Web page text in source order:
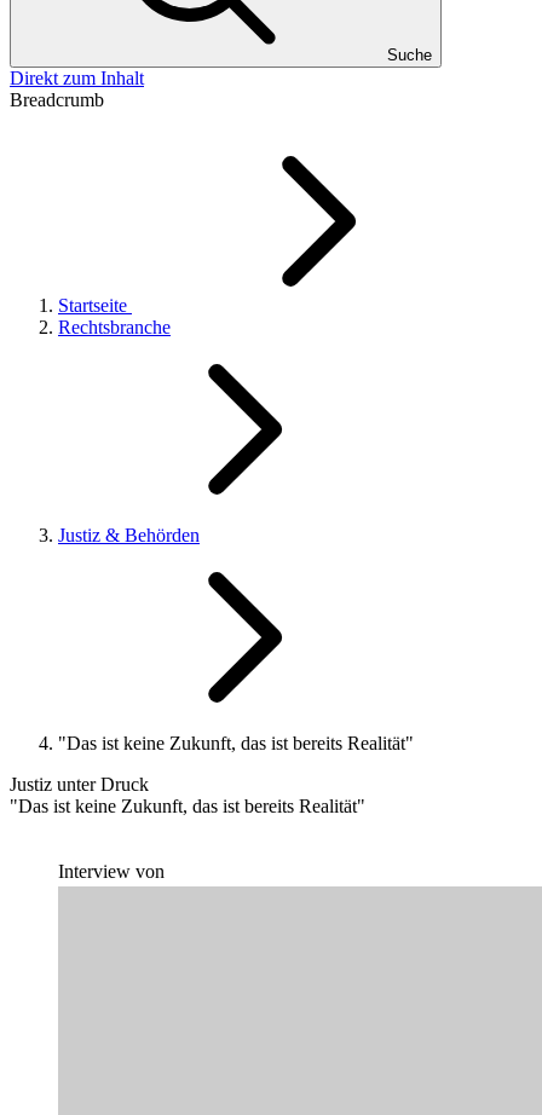
Suche
Direkt zum Inhalt
Breadcrumb
Startseite
Rechtsbranche
Justiz & Behörden
"Das ist keine Zukunft, das ist bereits Realität"
Justiz unter Druck
"Das ist keine Zukunft, das ist bereits Realität"
Interview von